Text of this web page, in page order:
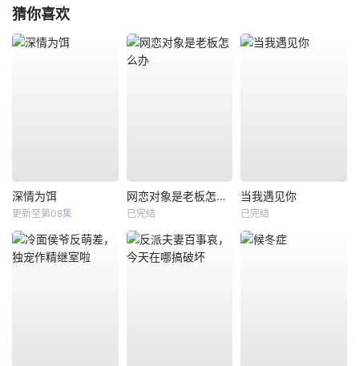
猜你喜欢
深情为饵
更新至第08集
网恋对象是老板怎么办
已完结
当我遇见你
已完结